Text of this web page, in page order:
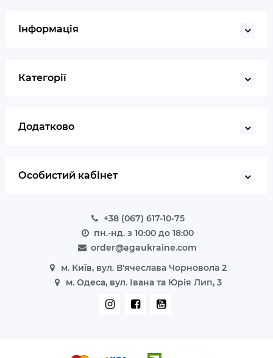
Інформація
Категорії
Додатково
Особистий кабінет
+38 (067) 617-10-75
пн.-нд. з 10:00 до 18:00
order@agaukraine.com
м. Київ, вул. В'ячеслава Чорновола 2
м. Одеса, вул. Івана та Юрія Лип, 3